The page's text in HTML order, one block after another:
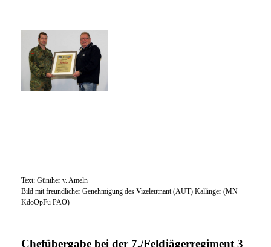
Text: Günther v. Ameln
Bild mit freundlicher Genehmigung des Vizeleutnant (AUT) Kallinger (MN
KdoOpFü PAO)
Chefübergabe bei der 7./Feldjägerregiment 3